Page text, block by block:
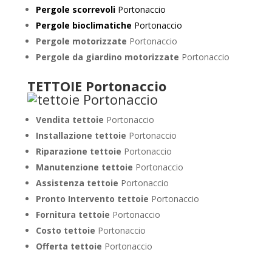
Pergole scorrevoliPortonaccio
Pergole bioclimatiche Portonaccio
Pergole motorizzate Portonaccio
Pergole da giardino motorizzate Portonaccio
TETTOIE Portonaccio
Vendita tettoie Portonaccio
Installazione tettoie Portonaccio
Riparazione tettoie Portonaccio
Manutenzione tettoie Portonaccio
Assistenza tettoie Portonaccio
Pronto Intervento tettoie Portonaccio
Fornitura tettoie Portonaccio
Costo tettoie Portonaccio
Offerta tettoie Portonaccio